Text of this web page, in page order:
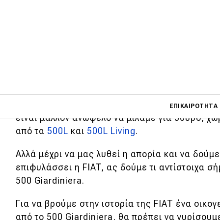
ΕΠΙΚΑΙΡΌΤΗΤΑ
Επικαιρότητα
Νέα μοντέλα
Πρωτότυπα
Ελλάδα
πόσο γκελ θα μπορούσε να κάνει ένα 3θυρο
είναι μάλλον ανώφελο να μιλάμε για 5θυρο,
από τα 500L και 500L Living.
Αλλά μέχρι να μας λυθεί η απορία και να
επιφυλάσσει η FIAT, ας δούμε τι αντίστοιχα
500 Giardiniera.
Για να βρούμε στην ιστορία της FIAT ένα
από τo 500 Giardiniera, θα πρέπει να